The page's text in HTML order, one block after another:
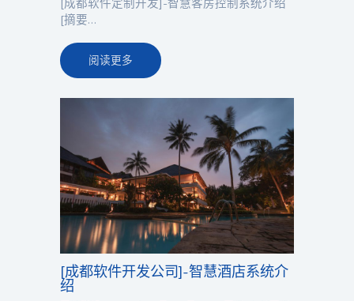
[摘要…
阅读更多
[成都软件开发公司]-智慧酒店系统介
绍